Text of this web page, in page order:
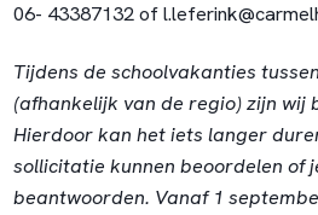
06- 43387132 of
Tijdens de schoolvakanties
(afhankelijk van de regio) zijn wij
Hierdoor kan het iets langer
sollicitatie kunnen beoordelen of
beantwoorden. Vanaf 1